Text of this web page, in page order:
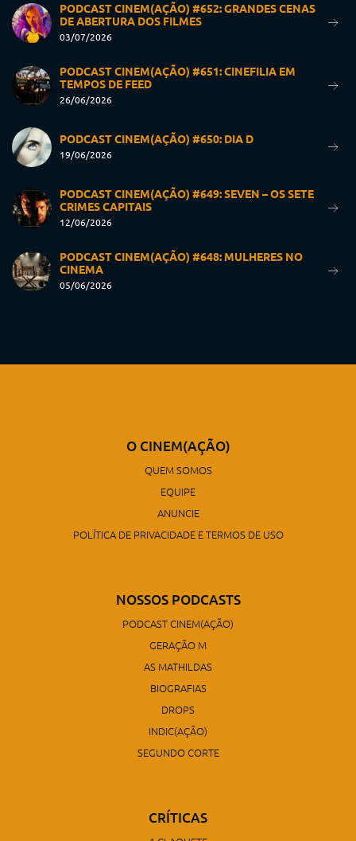
PODCAST CINEM(AÇÃO) #652: GRANDES CENAS
DE ABERTURA DOS FILMES
03/07/2026
PODCAST CINEM(AÇÃO) #651: CINEFILIA EM
TEMPOS DE FEED
26/06/2026
PODCAST CINEM(AÇÃO) #650: DIA D
19/06/2026
PODCAST CINEM(AÇÃO) #649: SEVEN – OS SETE
CRIMES CAPITAIS
12/06/2026
PODCAST CINEM(AÇÃO) #648: MULHERES NO
CINEMA
05/06/2026
O CINEM(AÇÃO)
QUEM SOMOS
EQUIPE
ANUNCIE
POLÍTICA DE PRIVACIDADE E TERMOS DE USO
NOSSOS PODCASTS
PODCAST CINEM(AÇÃO)
GERAÇÃO M
AS MATHILDAS
BIOGRAFIAS
DROPS
INDIC(AÇÃO)
SEGUNDO CORTE
CRÍTICAS